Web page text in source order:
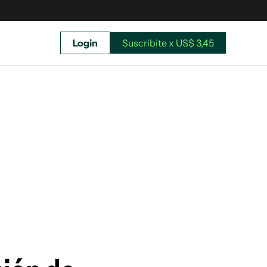
Login Suscribite x US$ 3,45